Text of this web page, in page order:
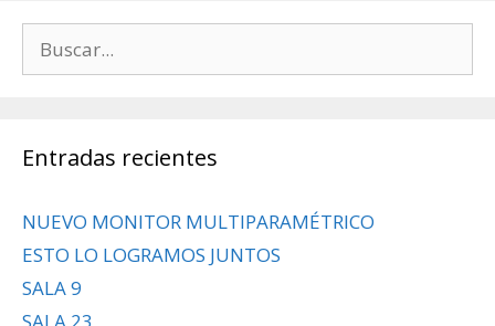
Entradas recientes
NUEVO MONITOR MULTIPARAMÉTRICO
ESTO LO LOGRAMOS JUNTOS
SALA 9
SALA 23